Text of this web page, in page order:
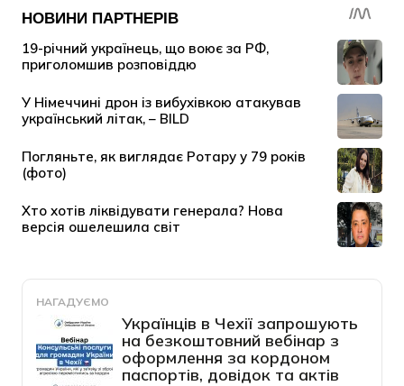
НАГАДУЄМО
Українців в Чехії запрошують
на безкоштовний вебінар з
оформлення за кордоном
паспортів, довідок та актів